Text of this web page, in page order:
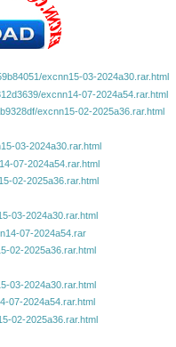
excnn15-03-2024a30.rar.html
excnn14-07-2024a54.rar.html
excnn15-02-2025a36.rar.html
03-2024a30.rar.html
07-2024a54.rar.html
02-2025a36.rar.html
03-2024a30.rar.html
07-2024a54.rar
02-2025a36.rar.html
03-2024a30.rar.html
07-2024a54.rar.html
02-2025a36.rar.html